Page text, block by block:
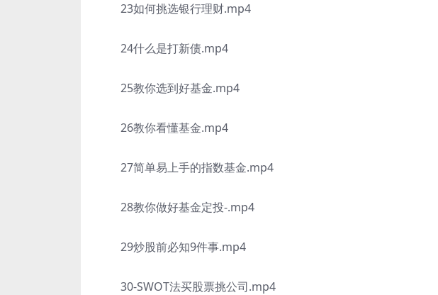
23如何挑选银行理财.mp4
24什么是打新债.mp4
25教你选到好基金.mp4
26教你看懂基金.mp4
27简单易上手的指数基金.mp4
28教你做好基金定投-.mp4
29炒股前必知9件事.mp4
30-SWOT法买股票挑公司.mp4